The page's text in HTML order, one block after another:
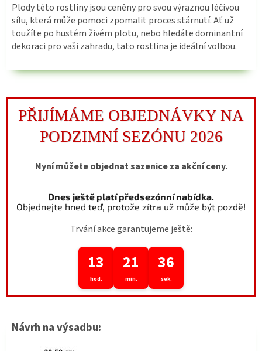
Plody této rostliny jsou ceněny pro svou výraznou léčivou
sílu, která může pomoci zpomalit proces stárnutí. Ať už
toužíte po hustém živém plotu, nebo hledáte dominantní
dekoraci pro vaši zahradu, tato rostlina je ideální volbou.
PŘIJÍMÁME OBJEDNÁVKY NA
PODZIMNÍ SEZÓNU 2026
Nyní můžete objednat sazenice za akční ceny.
Dnes ještě platí předsezónní nabídka.
Objednejte hned teď, protože zítra už může být pozdě!
Trvání akce garantujeme ještě:
13
hod.
21
min.
34
sek.
Návrh na výsadbu: